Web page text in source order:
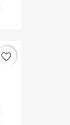
favorite_border